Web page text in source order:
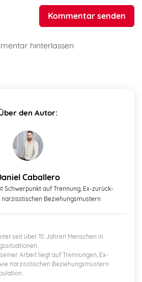
Kommentar senden
hinterlassen
den Autor:
Caballero
Schwerpunkt auf Trennung, Ex-zurück-
Beziehungsmustern
seit über 15 Jahren Menschen in
Arbeit liegt auf Trennungen, Ex-
narzisstischen Beziehungsmustern